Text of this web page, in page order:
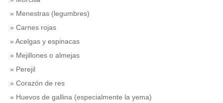
Menestras (legumbres)
Carnes rojas
Acelgas y espinacas
Mejillones o almejas
Perejil
Corazón de res
Huevos de gallina (especialmente la yema)